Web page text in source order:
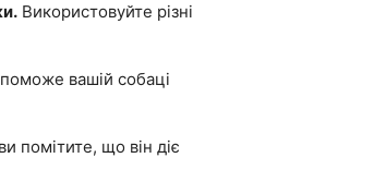
Використовуйте різні
вашій собаці
помітите, що він діє